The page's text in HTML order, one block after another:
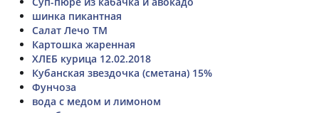
шинка пикантная
Салат Лечо ТМ
Картошка жаренная
ХЛЕБ курица 12.02.2018
Кубанская звездочка (сметана) 15%
Фунчоза
вода с медом и лимоном